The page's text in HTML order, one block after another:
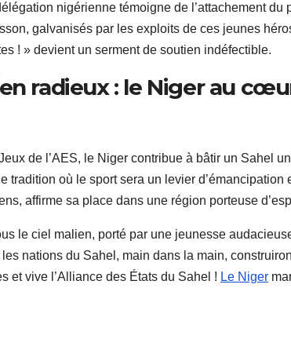
nigérienne témoigne de l’attachement du
galvanisés par les exploits de ces jeunes
! » devient un serment de soutien indéfectible.
radieux : le Niger au
de l’AES, le Niger contribue à bâtir un Sahel
tradition où le sport sera un levier
affirme sa place dans une région porteuse
le ciel malien, porté par une jeunesse
nations du Sahel, main dans la main,
et vive l’Alliance des États du Sahel ! Le Niger